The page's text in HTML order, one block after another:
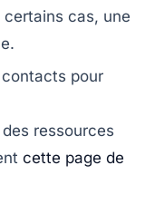
cas, une
pour
ressources
cette page de